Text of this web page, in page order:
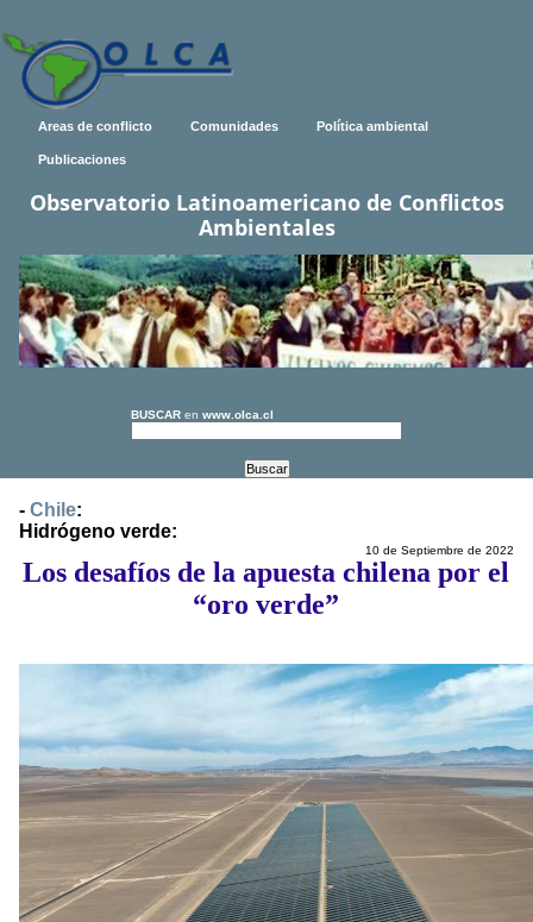
Areas de conflicto Comunidades Política ambiental
Publicaciones
Observatorio Latinoamericano de Conflictos
Ambientales
BUSCAR en www.olca.cl
- Chile:
Hidrógeno verde:
10 de Septiembre de 2022
Los desafíos de la apuesta chilena por el
“oro verde”